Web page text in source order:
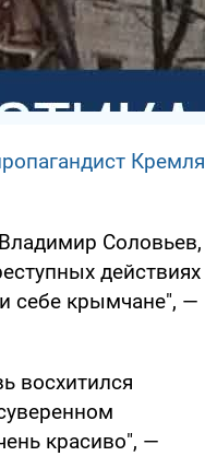
Кремля
Соловьев,
действиях
себе крымчане", —
восхитился
красиво", —